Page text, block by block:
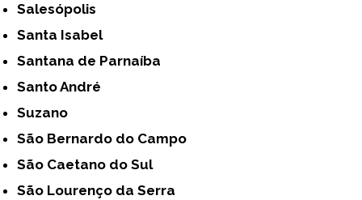
Salesópolis
Santa Isabel
Santana de Parnaíba
Santo André
Suzano
São Bernardo do Campo
São Caetano do Sul
São Lourenço da Serra